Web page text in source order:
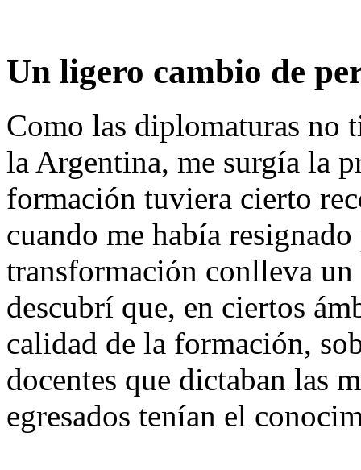
Un ligero cambio de
Como las diplomaturas no
la Argentina, me surgía la
formación tuviera cierto
cuando me había
transformación conlleva
descubrí que, en ciertos
calidad de la formación,
docentes que dictaban las
egresados tenían el